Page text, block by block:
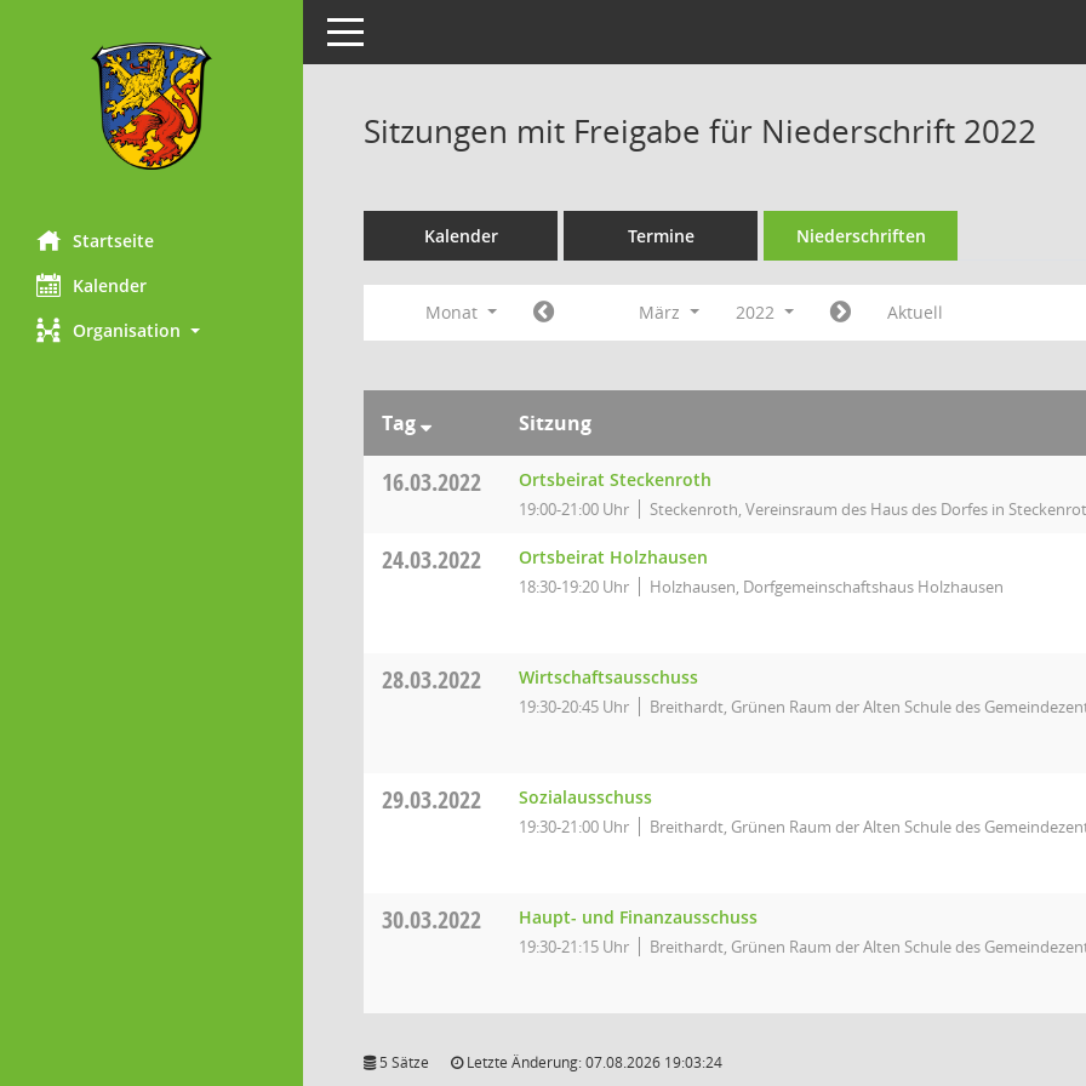
Startseite
Kalender
Organisation
Toggle navigation
Sitzungen mit Freigabe für Niederschrift 2022
Kalender Termine Niederschriften
Monat März 2022 Aktuell
Tag Sitzung
16.03.2022 Ortsbeirat Steckenroth
19:00-21:00 Uhr Steckenroth, Vereinsraum des Haus des Dorfes in
24.03.2022 Ortsbeirat Holzhausen
18:30-19:20 Uhr Holzhausen, Dorfgemeinschaftshaus Holzhausen
28.03.2022 Wirtschaftsausschuss
19:30-20:45 Uhr Breithardt, Grünen Raum der Alten Schule des
29.03.2022 Sozialausschuss
19:30-21:00 Uhr Breithardt, Grünen Raum der Alten Schule des
30.03.2022 Haupt- und Finanzausschuss
19:30-21:15 Uhr Breithardt, Grünen Raum der Alten Schule des
5 Sätze Letzte Änderung: 07.08.2026 19:03:24